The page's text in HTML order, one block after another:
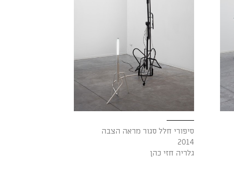
סיפורי חלל סגור מראה הצבה
2014
גלריה חזי כהן